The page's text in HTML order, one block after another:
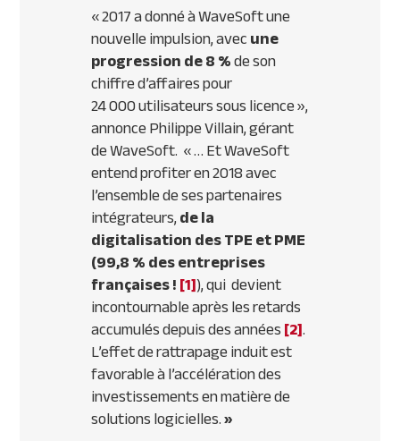
«2017 a donné à WaveSoft une
nouvelle impulsion, avecune
progression de 8 %de son
chiffre d’affaires pour
24 000 utilisateurs sous licence»,
annonce Philippe Villain, gérant
de WaveSoft. « …Et WaveSoft
entend profiter en 2018 avec
l’ensemble de ses partenaires
intégrateurs,de la
digitalisation des TPE et PME
(99,8 % des entreprises
françaises ![1]), qui devient
incontournable après les retards
accumulés depuis des années[2].
L’effet de rattrapage induit est
favorable à l’accélération des
investissements en matière de
solutions logicielles.»